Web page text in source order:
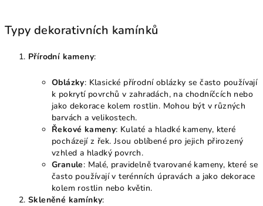
Typy dekorativních kamínků
Přírodní kameny:
Oblázky: Klasické přírodní oblázky se často používají
k pokrytí povrchů v zahradách, na chodníčcích nebo
jako dekorace kolem rostlin. Mohou být v různých
barvách a velikostech.
Řekové kameny: Kulaté a hladké kameny, které
pocházejí z řek. Jsou oblíbené pro jejich přirozený
vzhled a hladký povrch.
Granule: Malé, pravidelně tvarované kameny, které se
často používají v terénních úpravách a jako dekorace
kolem rostlin nebo květin.
Skleněné kamínky: